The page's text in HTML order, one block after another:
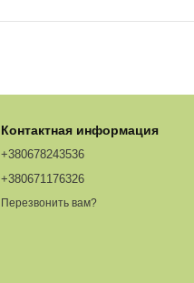
Контактная информация
+380678243536
+380671176326
Перезвонить вам?